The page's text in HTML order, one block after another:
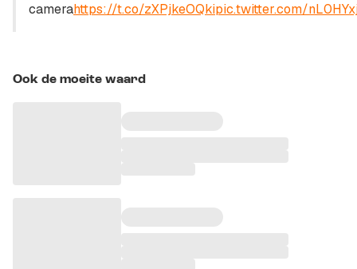
camerahttps://t.co/zXPjkeOQkipic.twitter.com/
Ook de moeite waard